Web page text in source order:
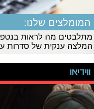
המומלצים שלנו:
מתלבטים מה לראות
המלצה ענקית של סדרות
ווידיאו